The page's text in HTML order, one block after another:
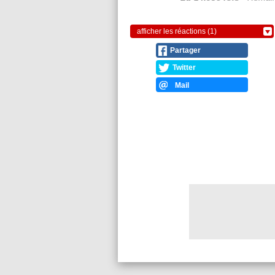
afficher les réactions (1)
Partager
Twitter
Mail